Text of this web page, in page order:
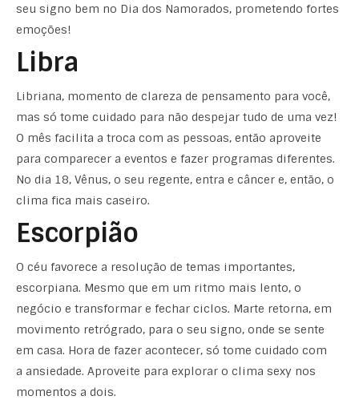
seu signo bem no Dia dos Namorados, prometendo fortes
emoções!
Libra
Libriana, momento de clareza de pensamento para você,
mas só tome cuidado para não despejar tudo de uma vez!
O mês facilita a troca com as pessoas, então aproveite
para comparecer a eventos e fazer programas diferentes.
No dia 18, Vênus, o seu regente, entra e câncer e, então, o
clima fica mais caseiro.
Escorpião
O céu favorece a resolução de temas importantes,
escorpiana. Mesmo que em um ritmo mais lento, o
negócio e transformar e fechar ciclos. Marte retorna, em
movimento retrógrado, para o seu signo, onde se sente
em casa. Hora de fazer acontecer, só tome cuidado com
a ansiedade. Aproveite para explorar o clima sexy nos
momentos a dois.